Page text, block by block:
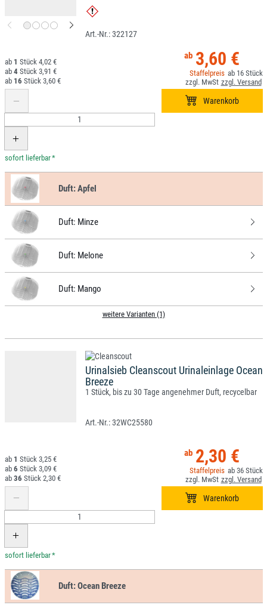
322127
3,60 €
16
1
4,02 €
4
3,91 €
16
3,60 €
*
Duft:Apfel
Duft: Minze
Duft: Melone
Duft: Mango
weitere Varianten (1)
Urinalsieb Cleanscout Urinaleinlage Ocean
Breeze
1 Stück, bis zu 30 Tage angenehmer Duft, recycelbar
32WC25580
2,30 €
36
1
3,25 €
6
3,09 €
36
2,30 €
*
Duft:Ocean Breeze